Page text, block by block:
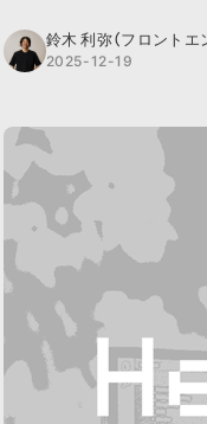
鈴木 利弥（フロント
2025-12-19